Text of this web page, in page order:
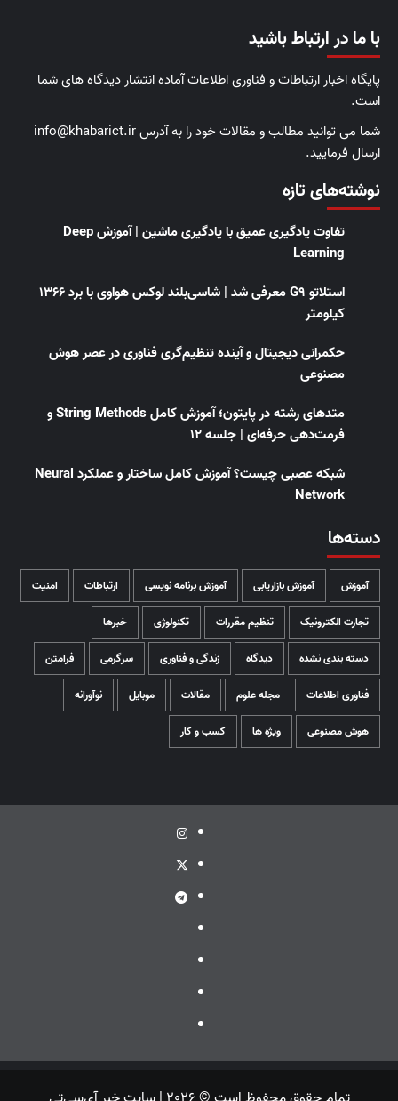
با ما در ارتباط باشید
پایگاه اخبار ارتباطات و فناوری اطلاعات آماده انتشار دیدگاه های شما
است.
شما می توانید مطالب و مقالات خود را به آدرس info@khabarict.ir
ارسال فرمایید.
نوشته‌های تازه
تفاوت یادگیری عمیق با یادگیری ماشین | آموزش Deep
Learning
استلاتو G9 معرفی شد | شاسی‌بلند لوکس هواوی با برد ۱۳۶۶
کیلومتر
حکمرانی دیجیتال و آینده تنظیم‌گری فناوری در عصر هوش
مصنوعی
متدهای رشته در پایتون؛ آموزش کامل String Methods و
فرمت‌دهی حرفه‌ای | جلسه ۱۲
شبکه عصبی چیست؟ آموزش کامل ساختار و عملکرد Neural
Network
دسته‌ها
آموزش آموزش بازاریابی آموزش برنامه نویسی ارتباطات امنیت
تجارت الکترونیک تنظیم مقررات تکنولوژی خبرها
دسته بندی نشده دیدگاه زندگی و فناوری سرگرمی فرامتن
فناوری اطلاعات مجله علوم مقالات موبایل نوآورانه
هوش مصنوعی ویژه ها کسب و کار
اینستاگرام
توئیتر
تلگرام